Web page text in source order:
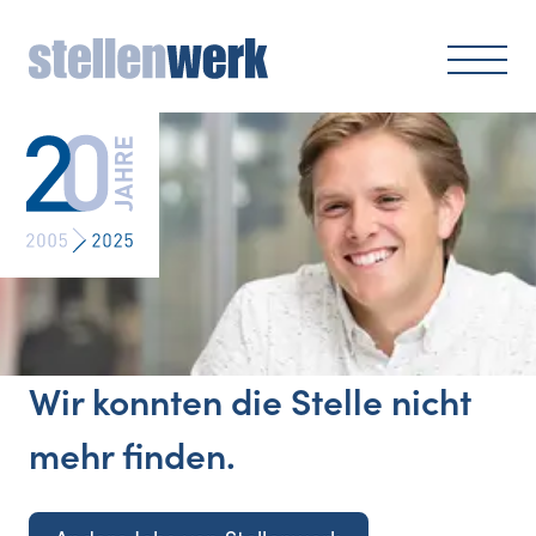
Wir konnten die Stelle nicht
mehr finden.